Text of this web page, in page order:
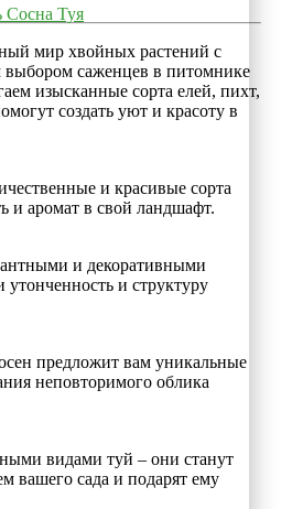
Сосна Туя
мир хвойных растений с
саженцев в питомнике
изысканные сорта елей, пихт,
создать уют и красоту в
и красивые сорта
и аромат в свой ландшафт.
и декоративными
и структуру
предложит вам уникальные
неповторимого облика
видами туй – они станут
вашего сада и подарят ему